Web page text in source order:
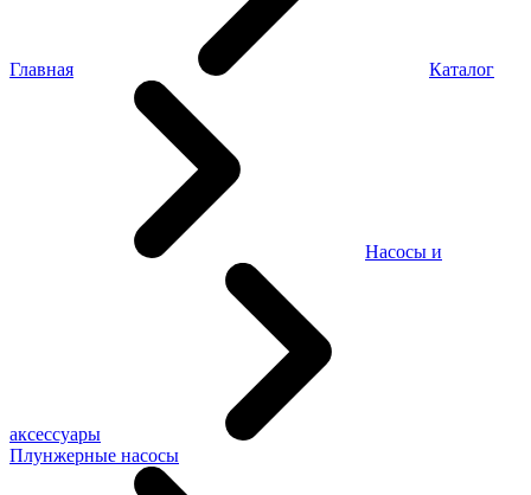
Главная Каталог
Насосы и
аксессуары
Плунжерные насосы